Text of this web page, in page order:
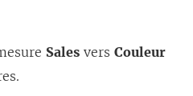
Sales vers Couleur